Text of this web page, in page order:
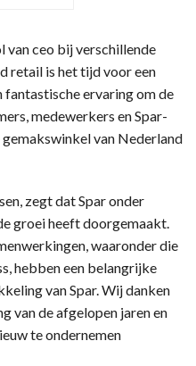
van ceo bij verschillende
retail is het tijd voor een
fantastische ervaring om de
medewerkers en Spar-
van Nederland
zegt dat Spar onder
groei heeft doorgemaakt.
waaronder die
hebben een belangrijke
van Spar. Wij danken
van de afgelopen jaren en
te ondernemen